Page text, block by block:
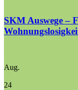
SKM Auswege –
Aug.
24